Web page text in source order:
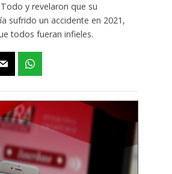
y revelaron que su
sufrido un accidente en 2021,
todos fueran infieles.